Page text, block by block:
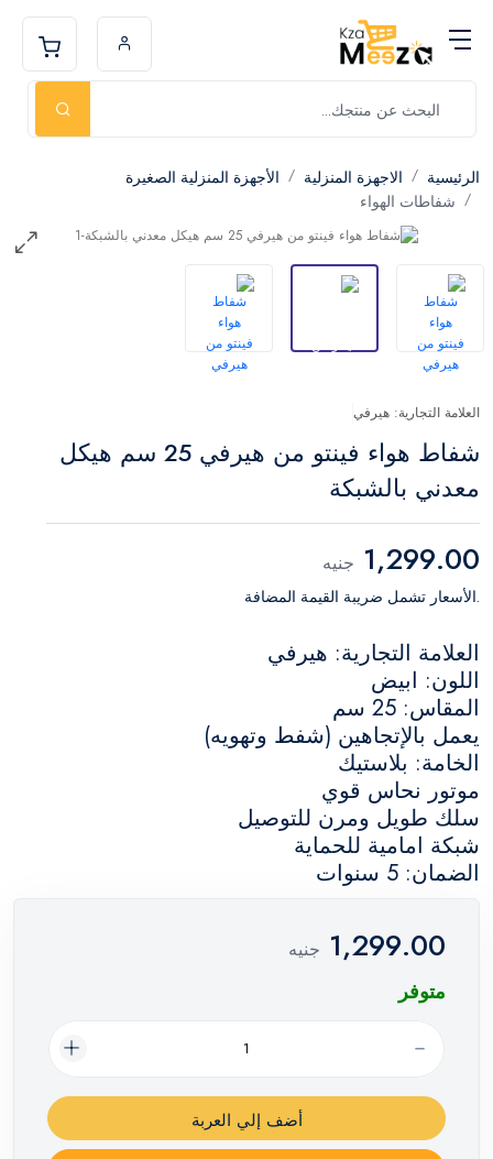
الرئيسية الاجهزة المنزلية
الأجهزة المنزلية الصغيرة
شفاطات الهواء
العلامة التجارية: هيرفي
شفاط هواء فينتو من هيرفي 25 سم هيكل
معدني بالشبكة
1,299.00 جنيه
.الأسعار تشمل ضريبة القيمة المضافة
العلامة التجارية: هيرفي
اللون: ابيض
المقاس: 25 سم
يعمل بالإتجاهين (شفط وتهويه)
الخامة: بلاستيك
موتور نحاس قوي
سلك طويل ومرن للتوصيل
شبكة امامية للحماية
الضمان: 5 سنوات
1,299.00 جنيه
متوفر
أضف إلي العربة